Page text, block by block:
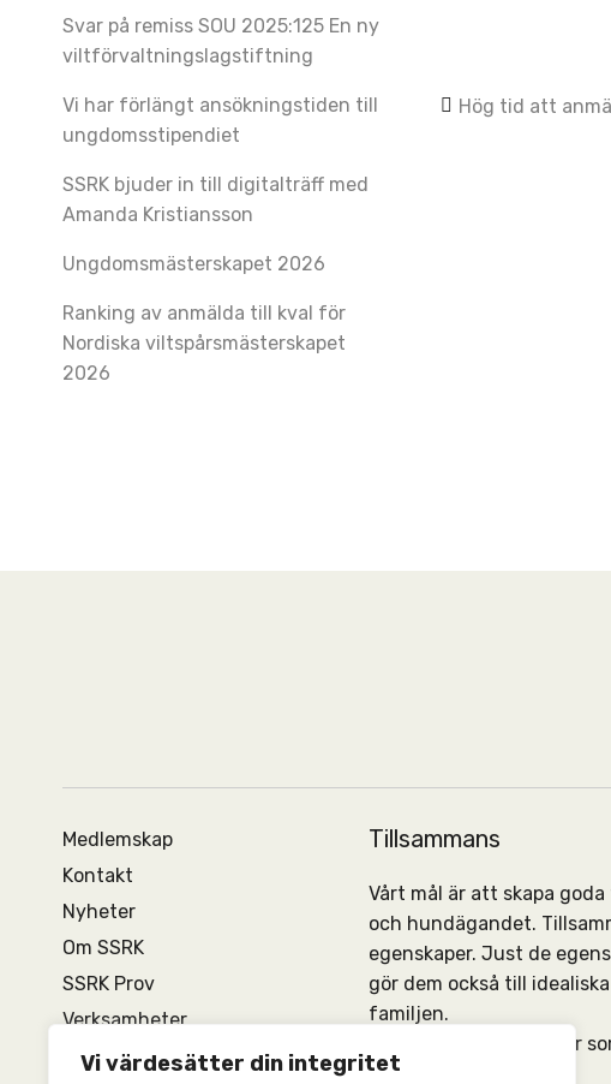
Vi värdesätter din integritet
Post
Hög tid att
Svar på remiss SOU 2025:125 En ny
viltförvaltningslagstiftning
Vi har förlängt ansökningstiden till
ungdomsstipendiet
SSRK bjuder in till digitalträff med
Amanda Kristiansson
Ungdomsmästerskapet 2026
Ranking av anmälda till kval för
Nordiska viltspårsmästerskapet
2026
Medlemskap
Kontakt
Nyheter
Om SSRK
SSRK Prov
Verksamheter
Tillsammans
Vårt mål är att skapa
och hundägandet.
egenskaper. Just de
gör dem också till
familjen.
Vi finns i 14 avdelningar
dig som medlem.